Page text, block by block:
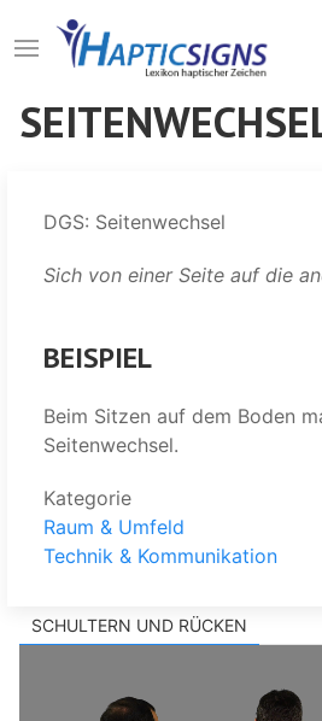
zum
SCHULTERN UND RÜCKEN
DGS: Seitenwechsel
Sich von einer Seite auf die
BEISPIEL
Beim Sitzen auf dem Boden
Seitenwechsel.
Kategorie
Raum & Umfeld
Technik & Kommunikation